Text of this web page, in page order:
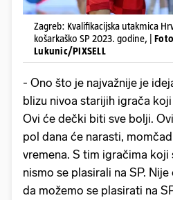
Zagreb: Kvalifikacijska utakmica
košarkaško SP 2023. godine, |
Lukunic/PIXSELL
- Ono što je najvažnije je
blizu nivoa starijih igrača
Ovi će dečki biti sve bolji.
pol dana će narasti,
vremena. S tim igračima
nismo se plasirali na SP.
da možemo se plasirati na